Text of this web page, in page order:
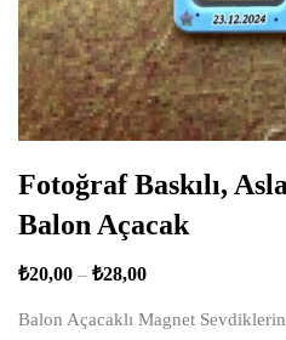
Fotoğraf Baskılı,
Balon Açacak
₺20,00 – ₺28,00
Balon Açacaklı Magnet